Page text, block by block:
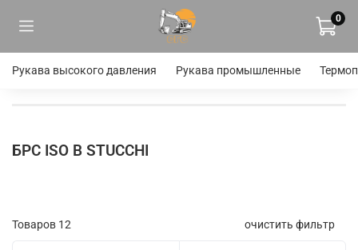
0
Рукава высокого давления Рукава промышленные
БРС ISO B STUCCHI
Товаров 12 очистить фильтр